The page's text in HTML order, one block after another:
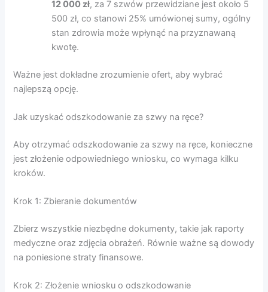
12 000 zł, za 7 szwów przewidziane jest około 5
500 zł, co stanowi 25% umówionej sumy, ogólny
stan zdrowia może wpłynąć na przyznawaną
kwotę.
Ważne jest dokładne zrozumienie ofert, aby wybrać
najlepszą opcję.
Jak uzyskać odszkodowanie za szwy na ręce?
Aby otrzymać odszkodowanie za szwy na ręce, konieczne
jest złożenie odpowiedniego wniosku, co wymaga kilku
kroków.
Krok 1: Zbieranie dokumentów
Zbierz wszystkie niezbędne dokumenty, takie jak raporty
medyczne oraz zdjęcia obrażeń. Równie ważne są dowody
na poniesione straty finansowe.
Krok 2: Złożenie wniosku o odszkodowanie